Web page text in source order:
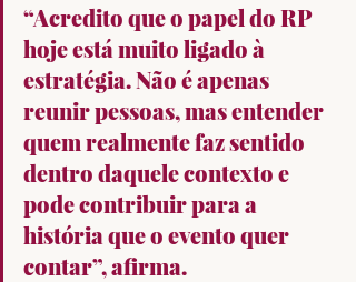
“Acredito que o papel do RP
hoje está muito ligado à
estratégia. Não é apenas
reunir pessoas, mas entender
quem realmente faz sentido
dentro daquele contexto e
pode contribuir para a
história que o evento quer
contar”, afirma.